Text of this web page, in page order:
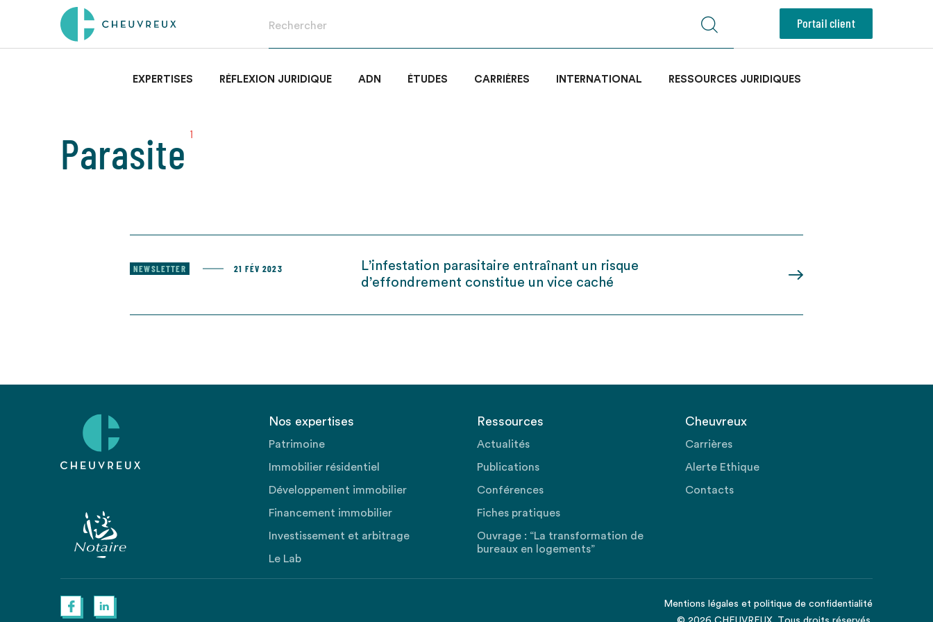
Portail client
EXPERTISES RÉFLEXION JURIDIQUE ADN ÉTUDES CARRIÈRES INTERNATIONAL RESSOURCES JURIDIQUES
Parasite 1
NEWSLETTER 21 FÉV 2023
L’infestation parasitaire entraînant un risque
d’effondrement constitue un vice caché
Nos expertises
Patrimoine
Immobilier résidentiel
Développement immobilier
Financement immobilier
Investissement et arbitrage
Le Lab
Ressources
Actualités
Publications
Conférences
Fiches pratiques
Ouvrage : “La transformation de
bureaux en logements”
Cheuvreux
Carrières
Alerte Ethique
Contacts
Mentions légales et politique de confidentialité